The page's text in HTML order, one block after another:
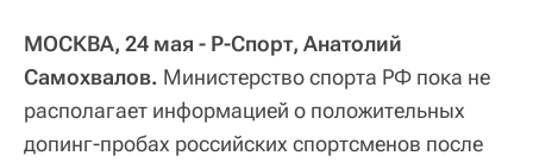
МОСКВА, 24 мая - Р-Спорт, Анатолий
Самохвалов. Министерство спорта РФ пока не
располагает информацией о положительных
допинг-пробах российских спортсменов после